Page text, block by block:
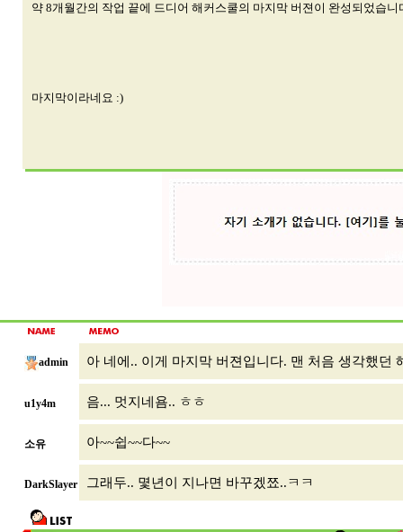
약 8개월간의 작업 끝에 드디어 해커스쿨의 마지막 버젼이 완성되었습니
마지막이라네요 :)
admin 아 네에.. 이게 마지막 버젼입니다. 맨 처음 생각했던
u1y4m 음... 멋지네욤.. ㅎㅎ
소유 아~~쉽~~다~~
DarkSlayer 그래두.. 몇년이 지나면 바꾸겠쬬..ㅋㅋ